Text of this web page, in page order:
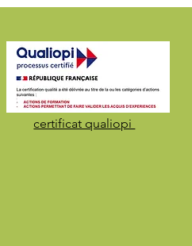
certificat qualiopi